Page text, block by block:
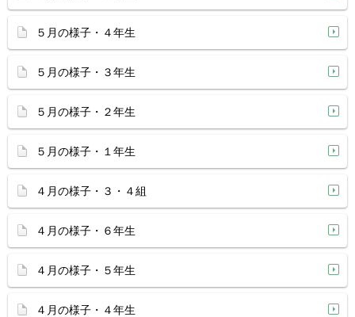
５月の様子・４年生
５月の様子・３年生
５月の様子・２年生
５月の様子・１年生
４月の様子・３・４組
４月の様子・６年生
４月の様子・５年生
４月の様子・４年生